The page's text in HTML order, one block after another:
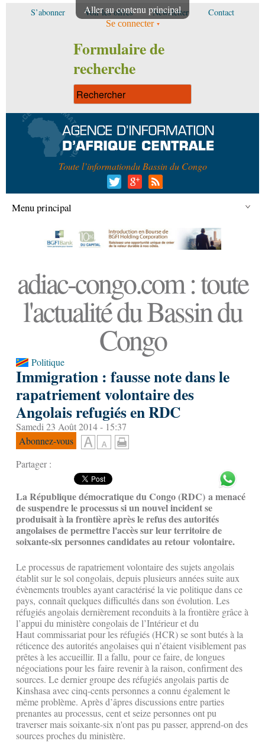
Aller au contenu principal
S’abonner Voir les offres Newsletter Contact
Se connecter
Formulaire de
recherche
Toute l’informationdu Bassin du Congo
Menu principal
adiac-congo.com : toute
l'actualité du Bassin du
Congo
Politique
Immigration : fausse note dans le
rapatriement volontaire des
Angolais refugiés en RDC
Samedi 23 Août 2014 - 15:37
Abonnez-vous
Partager :
La République démocratique du Congo (RDC) a menacé
de suspendre le processus si un nouvel incident se
produisait à la frontière après le refus des autorités
angolaises de permettre l'accès sur leur territoire de
soixante-six personnes candidates au retour volontaire.
Le processus de rapatriement volontaire des sujets angolais
établit sur le sol congolais, depuis plusieurs années suite aux
évènements troubles ayant caractérisé la vie politique dans ce
pays, connaît quelques difficultés dans son évolution. Les
réfugiés angolais dernièrement reconduits à la frontière grâce à
l’appui du ministère congolais de l’Intérieur et du
Haut commissariat pour les réfugiés (HCR) se sont butés à la
réticence des autorités angolaises qui n’étaient visiblement pas
prêtes à les accueillir. Il a fallu, pour ce faire, de longues
négociations pour les faire revenir à la raison, confirment des
sources. Le dernier groupe des réfugiés angolais partis de
Kinshasa avec cinq-cents personnes a connu également le
même problème. Après d’âpres discussions entre parties
prenantes au processus, cent et seize personnes ont pu
traverser mais soixante-six n'ont pas pu passer, apprend-on des
sources proches du ministère.